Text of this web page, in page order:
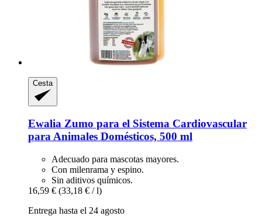
Cesta
Ewalia Zumo para el Sistema Cardiovascular
para Animales Domésticos, 500 ml
Adecuado para mascotas mayores.
Con milenrama y espino.
Sin aditivos químicos.
16,59 € (33,18 € / l)
Entrega hasta el 24 agosto